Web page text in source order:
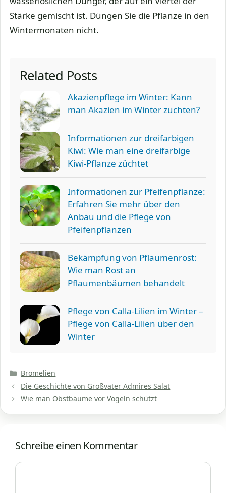
Stärke gemischt ist. Düngen Sie die Pflanze in den
Wintermonaten nicht.
Related Posts
Akazienpflege im Winter: Kann
man Akazien im Winter züchten?
Informationen zur dreifarbigen
Kiwi: Wie man eine dreifarbige
Kiwi-Pflanze züchtet
Informationen zur Pfeifenpflanze:
Erfahren Sie mehr über den
Anbau und die Pflege von
Pfeifenpflanzen
Bekämpfung von Pflaumenrost:
Wie man Rost an
Pflaumenbäumen behandelt
Pflege von Calla-Lilien im Winter –
Pflege von Calla-Lilien über den
Winter
Kategorien
Bromelien
Die Geschichte von Großvater Admires Salat
Wie man Obstbäume vor Vögeln schützt
Schreibe einen Kommentar
Kommentar